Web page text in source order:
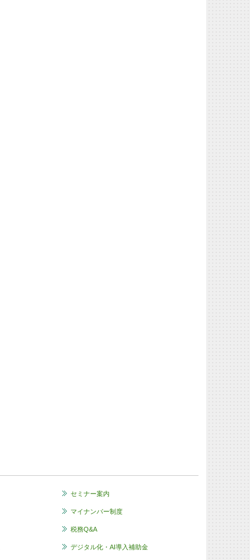
セミナー案内
マイナンバー制度
税務Q&A
デジタル化・AI導入補助金